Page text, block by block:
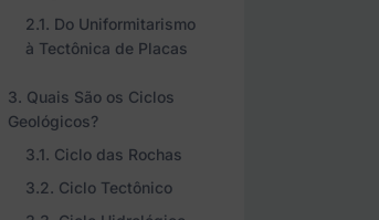
Do Uniformitarismo
à Tectônica de Placas
Quais São os Ciclos
Geológicos?
Ciclo das Rochas
Ciclo Tectônico